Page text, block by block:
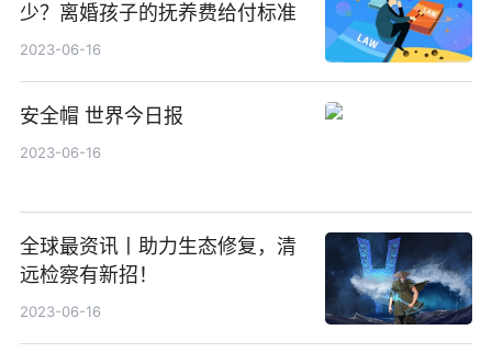
少？离婚孩子的抚养费给付标准
2023-06-16
安全帽 世界今日报
2023-06-16
全球最资讯丨助力生态修复，清
远检察有新招！
2023-06-16